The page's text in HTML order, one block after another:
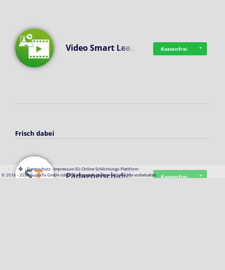
Video Smart Lea… Kostenfrei
Frisch dabei
Pädagogisch-did… Kostenfrei
· · ·Datenschutz·Impressum EU-Online-Schlichtungs-Plattform·
© 2016 - 2026 SupraTix GmbH oder Partnergesellschaften - Alle Rechte vorbehalten.